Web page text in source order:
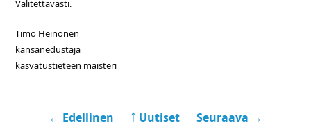
Valitettavasti.
Timo Heinonen
kansanedustaja
kasvatustieteen maisteri
← Edellinen ￪ Uutiset Seuraava →